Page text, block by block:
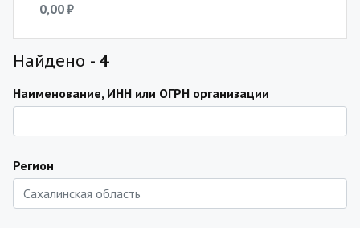
0,00 ₽
Найдено - 4
Наименование, ИНН или ОГРН организации
Регион